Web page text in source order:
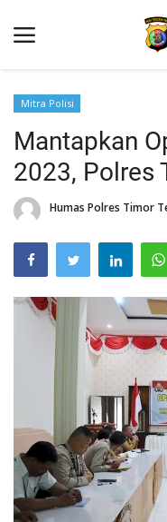
Beranda
Terms & Conditions
Reskrim
Binkam
Lantas
Giat Ops
Polisi Kita
Jurnal Kamtibmas
Mitra Polisi
Mantapkan
2023, Polres
Humas Polres Timor